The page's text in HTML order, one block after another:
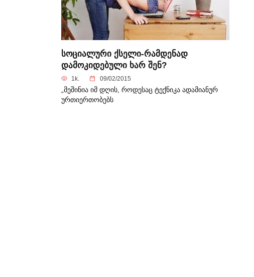
სოციალური ქსელი-რამდენად
დამოკიდებული ხარ შენ?
1k. 09/02/2015
„მეშინია იმ დღის, როდესაც ტექნიკა ადამიანურ
ურთიერთობებს